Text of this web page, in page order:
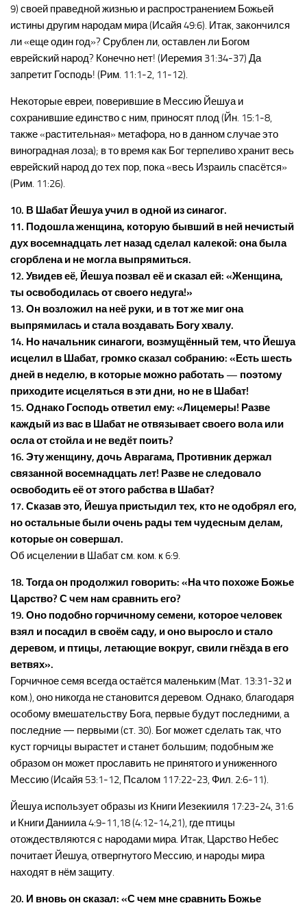
9) своей праведной жизнью и распространением Божьей
истины другим народам мира (Исайя 49:6). Итак, закончился
ли «еще один год»? Срублен ли, оставлен ли Богом
еврейский народ? Конечно нет! (Иеремия 31:34-37) Да
запретит Господь! (Рим. 11:1-2, 11-12).
Некоторые евреи, поверившие в Мессию Йешуа и
сохранившие единство с ним, приносят плод (Йн. 15:1-8,
также «растительная» метафора, но в данном случае это
виноградная лоза); в то время как Бог терпеливо хранит весь
еврейский народ до тех пор, пока «весь Израиль спасётся»
(Рим. 11:26).
10. В Шабат Йешуа учил в одной из синагог.
11. Подошла женщина, которую бывший в ней нечистый
дух восемнадцать лет назад сделал калекой: она была
сгорблена и не могла выпрямиться.
12. Увидев её, Йешуа позвал её и сказал ей: «Женщина,
ты освободилась от своего недуга!»
13. Он возложил на неё руки, и в тот же миг она
выпрямилась и стала воздавать Богу хвалу.
14. Но начальник синагоги, возмущённый тем, что Йешуа
исцелил в Шабат, громко сказал собранию: «Есть шесть
дней в неделю, в которые можно работать — поэтому
приходите исцеляться в эти дни, но не в Шабат!
15. Однако Господь ответил ему: «Лицемеры! Разве
каждый из вас в Шабат не отвязывает своего вола или
осла от стойла и не ведёт поить?
16. Эту женщину, дочь Аврагама, Противник держал
связанной восемнадцать лет! Разве не следовало
освободить её от этого рабства в Шабат?
17. Сказав это, Йешуа пристыдил тех, кто не одобрял его,
но остальные были очень рады тем чудесным делам,
которые он совершал.
Об исцелении в Шабат см. ком. к 6:9.
18. Тогда он продолжил говорить: «На что похоже Божье
Царство? С чем нам сравнить его?
19. Оно подобно горчичному семени, которое человек
взял и посадил в своём саду, и оно выросло и стало
деревом, и птицы, летающие вокруг, свили гнёзда в его
ветвях».
Горчичное семя всегда остаётся маленьким (Мат. 13:31-32 и
ком.), оно никогда не становится деревом. Однако, благодаря
особому вмешательству Бога, первые будут последними, а
последние — первыми (ст. 30). Бог может сделать так, что
куст горчицы вырастет и станет большим; подобным же
образом он может прославить не принятого и униженного
Мессию (Исайя 53:1-12, Псалом 117:22-23, Фил. 2:6-11).
Йешуа использует образы из Книги Иезекииля 17:23-24, 31:6
и Книги Даниила 4:9-11,18 (4:12-14,21), где птицы
отождествляются с народами мира. Итак, Царство Небес
почитает Йешуа, отвергнутого Мессию, и народы мира
находят в нём защиту.
20. И вновь он сказал: «С чем мне сравнить Божье